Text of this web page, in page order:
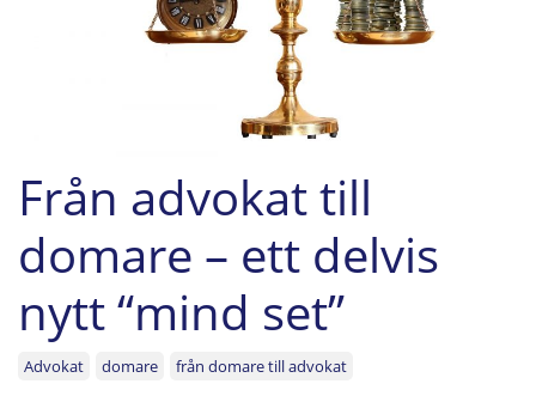
Från advokat till
domare – ett delvis
nytt “mind set”
Advokat domare från domare till advokat